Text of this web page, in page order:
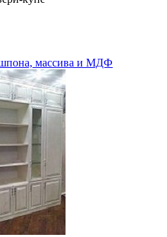
массива и МДФ